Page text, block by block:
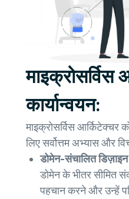
माइक्रोसर्विस
कार्यान्वयन:
माइक्रोसर्विस आर्किटेक्चर
लिए सर्वोत्तम अभ्यास और
डोमेन-संचालित
डोमेन के भीतर सीमित
पहचान करने और उन्हें